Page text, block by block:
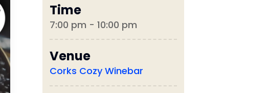
Time
7:00 pm - 10:00 pm
Venue
Corks Cozy Winebar